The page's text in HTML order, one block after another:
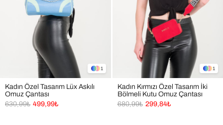
1
Kadın Özel Tasarım Lüx Askılı
Omuz Çantası
499,99₺
630,99₺
1
Kadın Kırmızı Özel Tasarım İki
Bölmeli Kutu Omuz Çantası
299,84₺
680,99₺